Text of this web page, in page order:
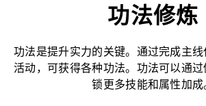
功法修炼
功法是提升实力的关键。通过完成主
活动，可获得各种功法。功法可以通
锁更多技能和属性加成